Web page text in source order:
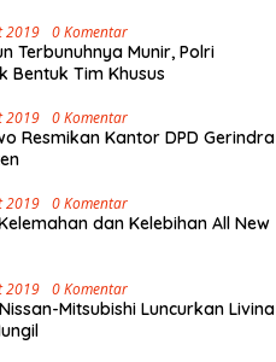
2019 0 Komentar
Terbunuhnya Munir, Polri
Bentuk Tim Khusus
2019 0 Komentar
Resmikan Kantor DPD Gerindra
2019 0 Komentar
dan Kelebihan All New
2019 0 Komentar
Mitsubishi Luncurkan Livina